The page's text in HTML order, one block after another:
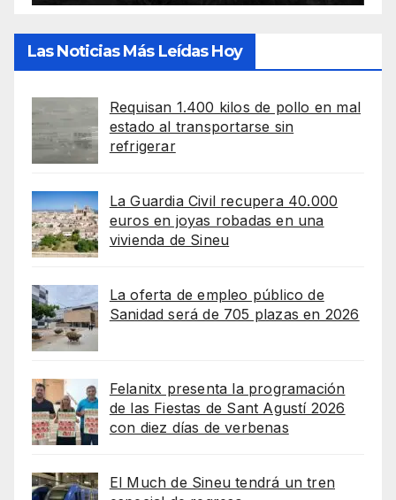
Las Noticias Más Leídas Hoy
Requisan 1.400 kilos de pollo en mal
estado al transportarse sin
refrigerar
La Guardia Civil recupera 40.000
euros en joyas robadas en una
vivienda de Sineu
La oferta de empleo público de
Sanidad será de 705 plazas en 2026
Felanitx presenta la programación
de las Fiestas de Sant Agustí 2026
con diez días de verbenas
El Much de Sineu tendrá un tren